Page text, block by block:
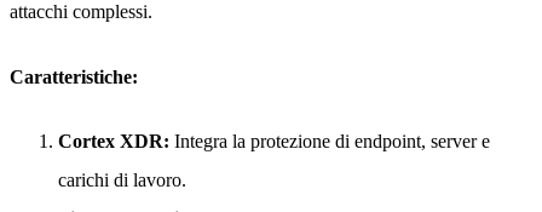
attacchi complessi.
Caratteristiche:
Cortex XDR: Integra la protezione di endpoint, server e
carichi di lavoro.